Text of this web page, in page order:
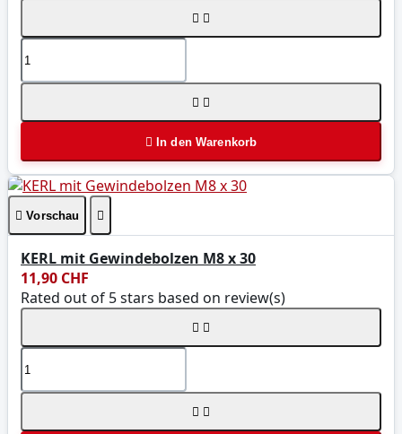
 
 
 In den Warenkorb
 Vorschau 
KERL mit Gewindebolzen M8 x 30
11,90 CHF
Rated out of 5 stars based on review(s)
 
 